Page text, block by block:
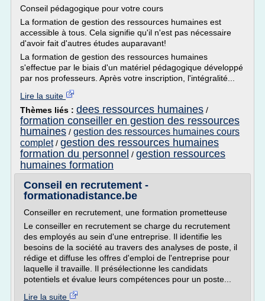
Conseil pédagogique pour votre cours
La formation de gestion des ressources humaines est
accessible à tous. Cela signifie qu'il n'est pas nécessaire
d'avoir fait d'autres études auparavant!
La formation de gestion des ressources humaines
s'effectue par le biais d'un matériel pédagogique développé
par nos professeurs. Après votre inscription, l'intégralité...
Lire la suite
Thèmes liés : dees ressources humaines /
formation conseiller en gestion des ressources
humaines / gestion des ressources humaines cours
complet/ gestion des ressources humaines
formation du personnel / gestion ressources
humaines formation
Conseil en recrutement -
formationadistance.be
Conseiller en recrutement, une formation prometteuse
Le conseiller en recrutement se charge du recrutement
des employés au sein d'une entreprise. Il identifie les
besoins de la société au travers des analyses de poste, il
rédige et diffuse les offres d'emploi de l'entreprise pour
laquelle il travaille. Il présélectionne les candidats
potentiels et évalue leurs compétences pour un poste...
Lire la suite